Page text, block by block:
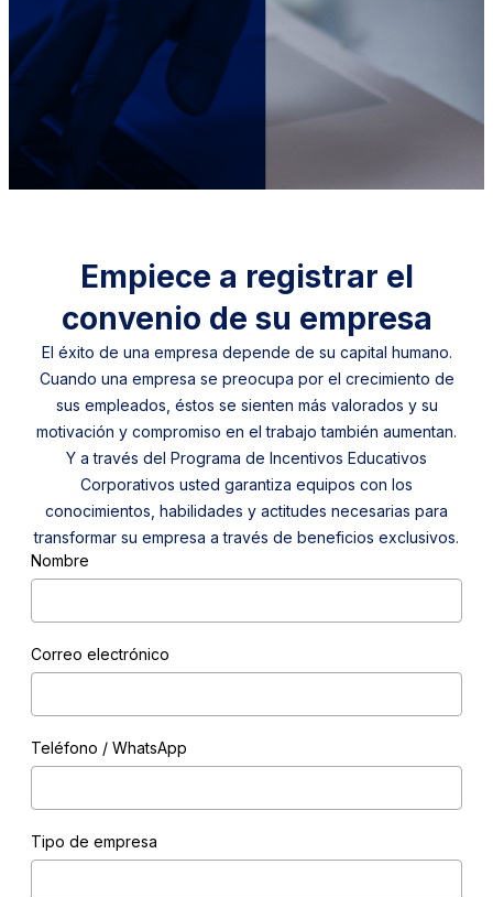
Empiece a registrar el
convenio de su empresa
El éxito de una empresa depende de su capital humano.
Cuando una empresa se preocupa por el crecimiento de
sus empleados, éstos se sienten más valorados y su
motivación y compromiso en el trabajo también aumentan.
Y a través del Programa de Incentivos Educativos
Corporativos usted garantiza equipos con los
conocimientos, habilidades y actitudes necesarias para
transformar su empresa a través de beneficios exclusivos.
Nombre
Correo electrónico
Teléfono / WhatsApp
Tipo de empresa